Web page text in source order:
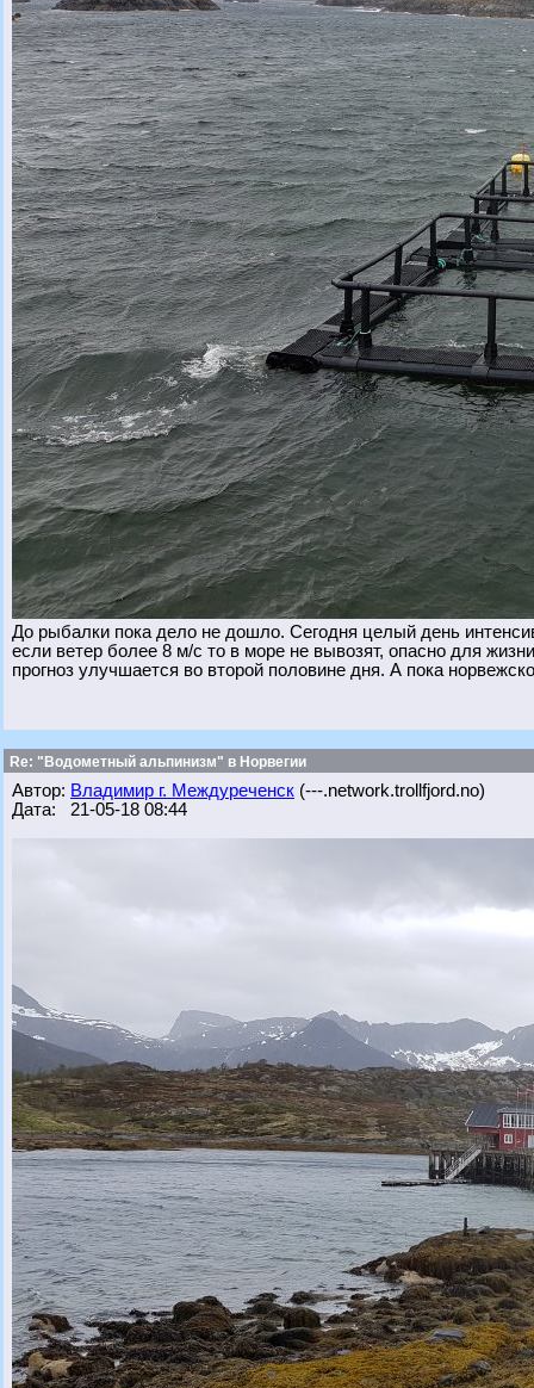
До рыбалки пока дело не дошло. Сегодня целый день
если ветер более 8 м/с то в море не вывозят, опасно для
прогноз улучшается во второй половине дня. А пока
Re: "Водометный альпинизм" в Норвегии
Автор: Владимир г. Междуреченск (---.network.trollfjord.no)
Дата: 21-05-18 08:44